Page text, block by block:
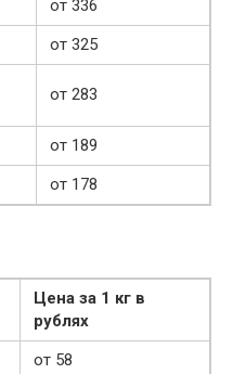
от 336
от 325
от 283
от 189
от 178
Цена за 1 кг в
рублях
от 58